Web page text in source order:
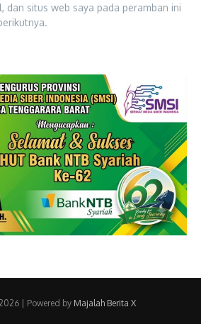
dan situs web saya pada peramban ini
| Powered by Majalah Berita X